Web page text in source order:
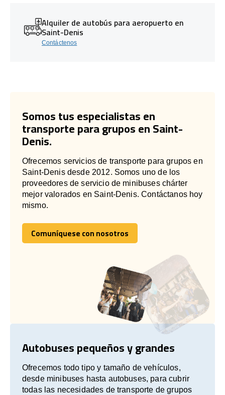
Alquiler de autobús para aeropuerto en
Saint-Denis
Contáctenos
Somos tus especialistas en
transporte para grupos en Saint-
Denis.
Ofrecemos servicios de transporte para grupos en
Saint-Denis desde 2012. Somos uno de los
proveedores de servicio de minibuses chárter
mejor valorados en Saint-Denis. Contáctanos hoy
mismo.
Comuníquese con nosotros
Comuníquese con nosotros
Autobuses pequeños y grandes
Ofrecemos todo tipo y tamaño de vehículos,
desde minibuses hasta autobuses, para cubrir
todas las necesidades de transporte de grupos